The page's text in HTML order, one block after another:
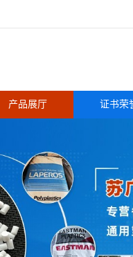
产品展厅 证书荣